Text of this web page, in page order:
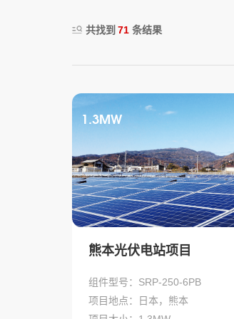
共找到 71 条结果
1.3MW
熊本光伏电站项目
组件型号：SRP-250-6PB
项目地点：日本，熊本